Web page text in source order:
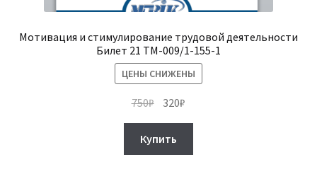
Мотивация и стимулирование трудовой деятельности
Билет 21 ТМ-009/1-155-1
ЦЕНЫ СНИЖЕНЫ
750₽ Первоначальная
составляла
750₽.
320₽
Купить